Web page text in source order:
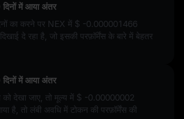
में आया अंतर
का करने पर NEX में $ -0.000001466
दे रहा है, जो इसकी परफ़ॉर्मेंस के बारे में बेहतर
में आया अंतर
देखा जाए, तो मूल्य में $ -0.00000002
है, तो लंबी अवधि में टोकन की परफ़ॉर्मेंस की